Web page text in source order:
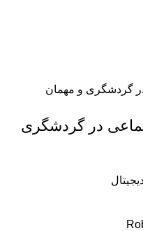
در گردشگری